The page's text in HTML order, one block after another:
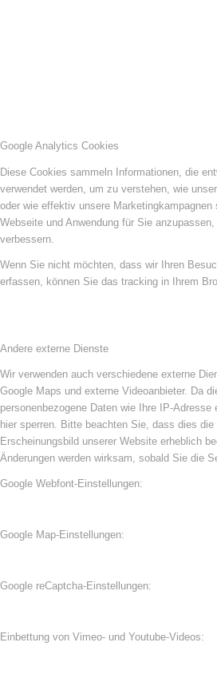
Google Analytics Cookies
Diese Cookies sammeln Informationen, die
verwendet werden, um zu verstehen, wie
oder wie effektiv unsere Marketingkampagnen
Webseite und Anwendung für Sie
verbessern.
Wenn Sie nicht möchten, dass wir Ihren
erfassen, können Sie das tracking in Ihrem
Andere externe Dienste
Wir verwenden auch verschiedene externe
Google Maps und externe Videoanbieter. Da
personenbezogene Daten wie Ihre IP-
hier sperren. Bitte beachten Sie, dass dies
Erscheinungsbild unserer Website erheblich
Änderungen werden wirksam, sobald Sie die
Google Webfont-Einstellungen:
Google Map-Einstellungen:
Google reCaptcha-Einstellungen:
Einbettung von Vimeo- und Youtube-Videos: